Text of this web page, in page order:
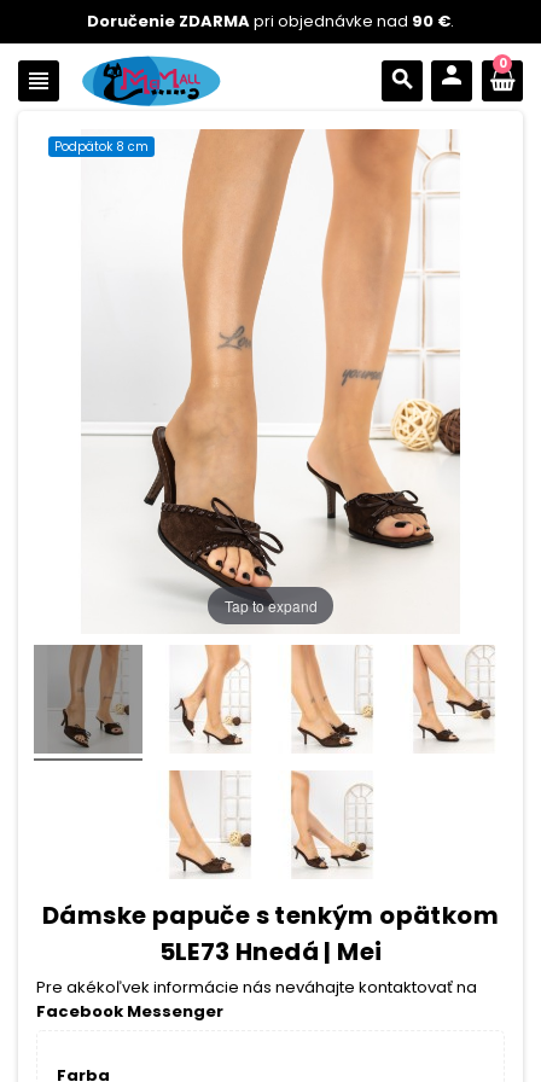
Doručenie ZDARMApri objednávke nad 90 €.
view_headline search person 0
Tap to expand
Podpätok 8 cm
Dámske papuče s tenkým opätkom
5LE73 Hnedá | Mei
Pre akékoľvek informácie nás neváhajte kontaktovať na
Facebook Messenger
Farba